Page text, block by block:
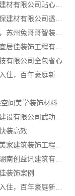
汝州家装精装服务，河南璟臻环保建材有限公司贴心定制方案
洛阳装饰费用大揭秘，河南璟臻环保建材有限公司透明报价
张家港正规装修公司工程施工费用，苏州兔哥哥智装新材料有限公司
有限公司全包省心
苏州市区靠谱家装装修多少钱拎包入住，百年豪庭新材料有限公司
襄阳设计装修轻奢风 湖北百年米莱空间美学装饰材料有限公司
装高效
佛山市区靠谱家装施工佛山市雅居美家建筑装饰工程有限公司
装饰案例
苏州市区靠谱家装装修多少钱拎包入住，百年豪庭新材料全包服务